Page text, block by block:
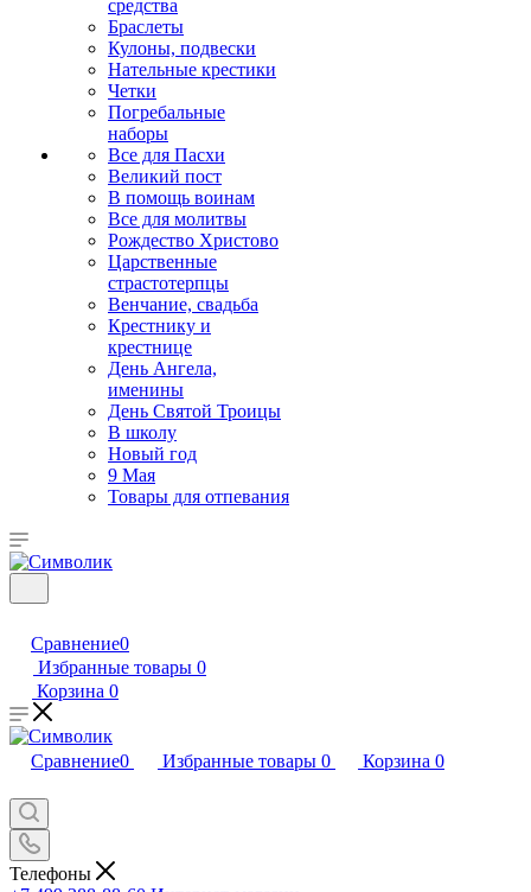
средства
Браслеты
Кулоны, подвески
Нательные крестики
Четки
Погребальные
наборы
Все для Пасхи
Великий пост
В помощь воинам
Все для молитвы
Рождество Христово
Царственные
страстотерпцы
Венчание, свадьба
Крестнику и
крестнице
День Ангела,
именины
День Святой Троицы
В школу
Новый год
9 Мая
Товары для отпевания
Сравнение0
Избранные товары 0
Корзина 0
Сравнение0 Избранные товары 0 Корзина 0
Телефоны